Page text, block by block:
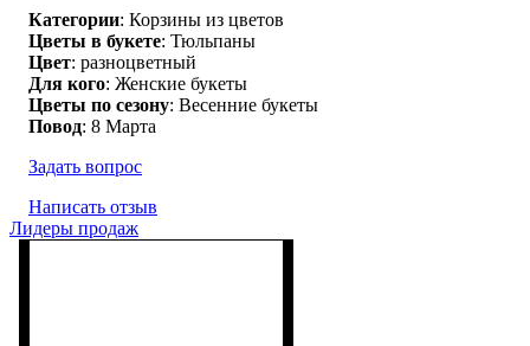
Категории: Корзины из цветов
Цветы в букете: Тюльпаны
Цвет: разноцветный
Для кого: Женские букеты
Цветы по сезону: Весенние букеты
Повод: 8 Марта
Задать вопрос
Написать отзыв
Лидеры продаж